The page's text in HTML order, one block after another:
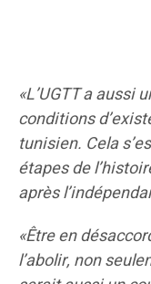
«L’UGTT a aussi
conditions
tunisien. Cela
étapes de
après
«Être en
l’abolir, non